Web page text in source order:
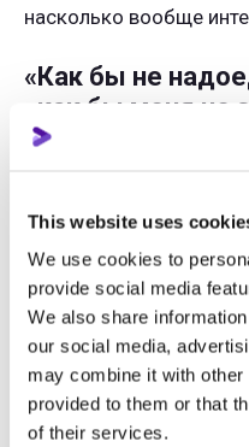
This website uses
We use cookies to
provide social media
We also share
our social media,
may combine it with other
provided to them or that
of their services.
насколько вообще
«Как бы не
«как бы меня не
как и для всех ниш и
игрового контента
«меньше, но
сосредоточтесь на
не на частоте их
Не забывайте, что
реальное,